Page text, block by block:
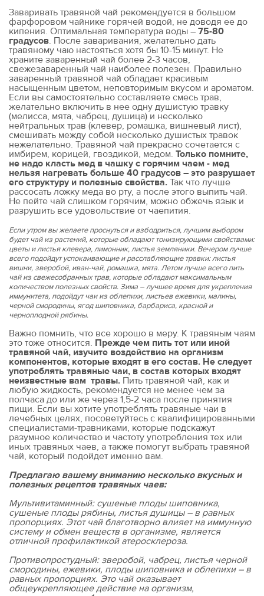
Заваривать травяной чай рекомендуется в большом
фарфоровом чайнике горячей водой, не доводя ее до
кипения. Оптимальная температура воды – 75-80
градусов. После заваривания, желательно дать
травяному чаю настояться хотя бы 10-15 минут. Не
храните заваренный чай более 2-3 часов,
свежезаваренный чай наиболее полезен. Правильно
заваренный травяной чай обладает красивым
насыщенным цветом, неповторимым вкусом и ароматом.
Если вы самостоятельно составляете смесь трав,
желательно включить в нее одну душистую травку
(мелисса, мята, чабрец, душица) и несколько
нейтральных трав (клевер, ромашка, вишневый лист),
смешивать между собой несколько душистых травок
нежелательно. Травяной чай прекрасно сочетается с
имбирем, корицей, гвоздикой, медом. Только помните,
не надо класть мед в чашку с горячим чаем - мед
нельзя нагревать больше 40 градусов – это разрушает
его структуру и полезные свойства. Так что лучше
рассосать ложку меда во рту, а после этого выпить чай.
Не пейте чай слишком горячим, можно обжечь язык и
разрушить все удовольствие от чаепития.
Если утром вы желаете проснуться и взбодриться, лучшим выбором
будет чай из растений, которые обладают тонизирующими свойствами:
цветы и листья клевера, лимонник, листья земляники. Вечером лучше
всего подойдут успокаивающие и расслабляющие травки: листья
вишни, зверобой, иван-чай, ромашка, мята. Летом лучше всего пить
чай из свежесобранных трав, которые обладают максимальным
количеством полезных свойств. Зима – лучшее время для укрепления
иммунитета, подойдут чаи из облепихи, листьев ежевики, малины,
черной смородины, ягод шиповника, барбариса, красной и
черноплодной рябины.
Важно помнить, что все хорошо в меру. К травяным чаям
это тоже относится. Прежде чем пить тот или иной
травяной чай, изучите воздействие на организм
компонентов, которые входят в его состав. Не следует
употреблять травяные чаи, в состав которых входят
неизвестные вам травы. Пить травяной чай, как и
любую жидкость, рекомендуется не менее чем за
полчаса до или же через 1,5-2 часа после принятия
пищи. Если вы хотите употреблять травяные чаи в
лечебных целях, посоветуйтесь с квалифицированными
специалистами-травниками, которые подскажут
разумное количество и частоту употребления тех или
иных травяных чаев, а также помогут выбрать травяной
чай, который подойдет именно вам.
Предлагаю вашему вниманию несколько вкусных и
полезных рецептов травяных чаев:
Мультивитаминный: сушеные плоды шиповника,
сушеные плоды рябины, листья душицы – в равных
пропорциях. Этот чай благотворно влияет на иммунную
систему и обмен веществ в организме, является
отличной профилактикой атеросклероза.
Противопростудный: зверобой, чабрец, листья черной
смородины, ежевики, плоды шиповника и облепихи – в
равных пропорциях. Это чай оказывает
общеукрепляющее действие на организм,